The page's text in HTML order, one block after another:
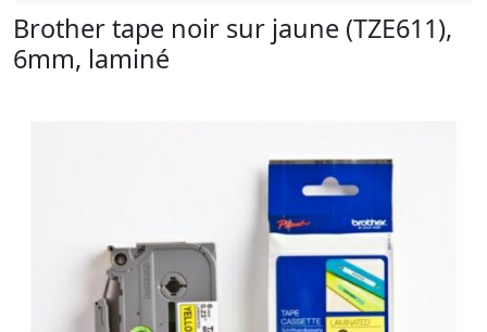
Brother tape noir sur jaune (TZE611),
6mm, laminé